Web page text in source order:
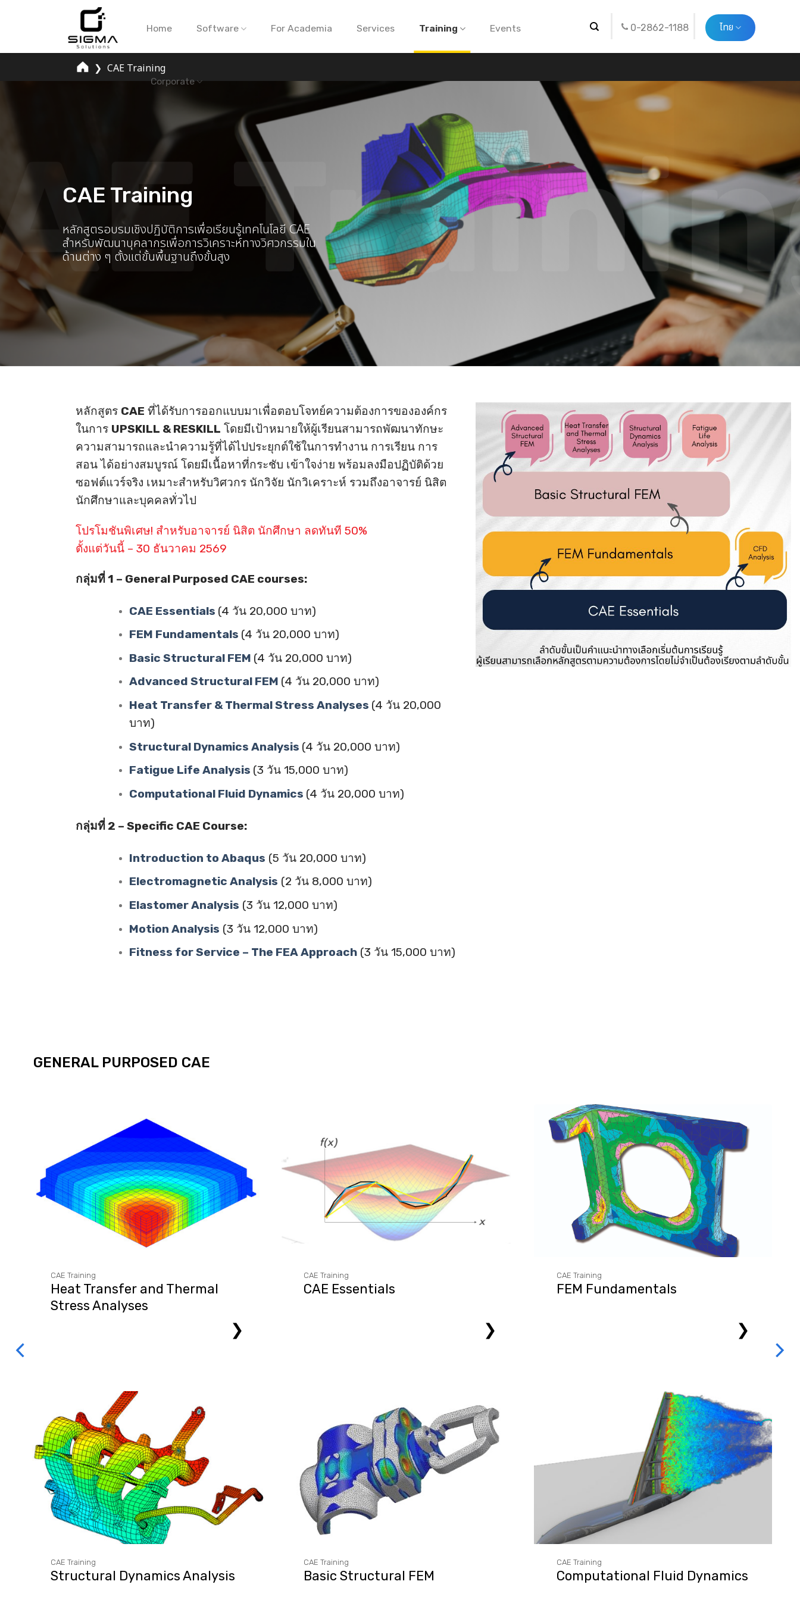
Home Software For Academia Services Training Events
Corporate
0-2862-1188 ไทย
❯ CAE Training
CAE Training
หลักสูตรอบรมเชิงปฏิบัติการเพื่อเรียนรู้เทคโนโลยี CAE
สำหรับพัฒนาบุคลากรเพื่อการวิเคราะห์ทางวิศวกรรมใน
ด้านต่าง ๆ ตั้งแต่ขั้นพื้นฐานถึงขั้นสูง
หลักสูตร CAE ที่ได้รับการออกแบบมาเพื่อตอบโจทย์ความต้องการขององค์กร
ในการ UPSKILL & RESKILL โดยมีเป้าหมายให้ผู้เรียนสามารถพัฒนาทักษะ
ความสามารถและนำความรู้ที่ได้ไปประยุกต์ใช้ในการทำงาน การเรียน การ
สอน ได้อย่างสมบูรณ์ โดยมีเนื้อหาที่กระชับ เข้าใจง่าย พร้อมลงมือปฏิบัติด้วย
ซอฟต์แวร์จริง เหมาะสำหรับวิศวกร นักวิจัย นักวิเคราะห์ รวมถึงอาจารย์ นิสิต
นักศึกษาและบุคคลทั่วไป
โปรโมชันพิเศษ! สำหรับอาจารย์ นิสิต นักศึกษา ลดทันที 50%
ตั้งแต่วันนี้ – 30 ธันวาคม 2569
กลุ่มที่ 1 – General Purposed CAE courses:
CAE Essentials (4 วัน 20,000 บาท)
FEM Fundamentals (4 วัน 20,000 บาท)
Basic Structural FEM (4 วัน 20,000 บาท)
Advanced Structural FEM (4 วัน 20,000 บาท)
Heat Transfer & Thermal Stress Analyses (4 วัน 20,000
บาท)
Structural Dynamics Analysis (4 วัน 20,000 บาท)
Fatigue Life Analysis (3 วัน 15,000 บาท)
Computational Fluid Dynamics (4 วัน 20,000 บาท)
กลุ่มที่ 2 – Specific CAE Course:
Introduction to Abaqus (5 วัน 20,000 บาท)
Electromagnetic Analysis (2 วัน 8,000 บาท)
Elastomer Analysis (3 วัน 12,000 บาท)
Motion Analysis (3 วัน 12,000 บาท)
Fitness for Service – The FEA Approach(3 วัน 15,000 บาท)
GENERAL PURPOSED CAE
CAE Training
Heat Transfer and Thermal
Stress Analyses
❯
CAE Training
CAE Essentials
❯
CAE Training
FEM Fundamentals
❯
CAE Training
Structural Dynamics Analysis
CAE Training
Basic Structural FEM
CAE Training
Computational Fluid Dynamics